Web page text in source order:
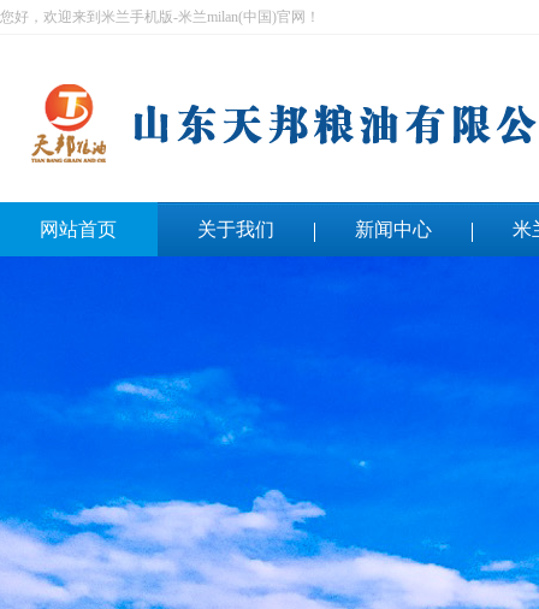
您好，欢迎来到米兰手机版-米兰milan(中国)官网！
网站首页 关于我们 新闻中心 米